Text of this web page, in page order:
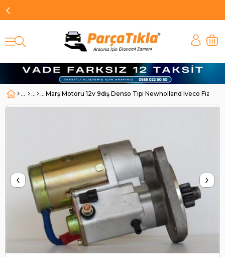
Marş Motoru 12v 9diş Denso Tipi Newholland Iveco Fiat
‹ ›